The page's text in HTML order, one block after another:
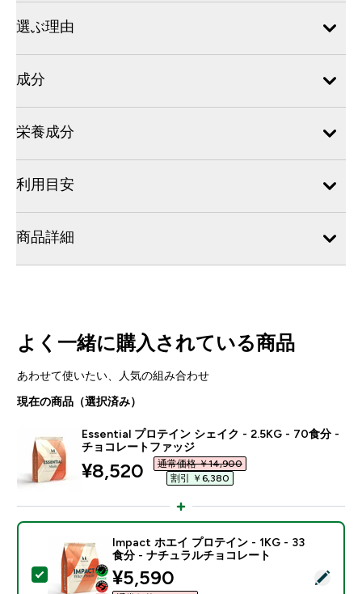
選ぶ理由
成分
栄養成分
利用目安
商品詳細
よく一緒に購入されている商品
あわせて使いたい、人気の組み合わせ
現在の商品（選択済み）
Essential プロテイン シェイク - 2.5KG - 70食分 -
チョコレートファッジ
discounted price
¥8,520‎
通常価格 ￥14,900‎
割引 ￥6,380‎
この商品を選択 - Impact ホエイ プロテイン - 1KG -
Impact ホエイ プロテイン - 1KG - 33
食分 - ナチュラルチョコレート
discounted price
¥5,590‎